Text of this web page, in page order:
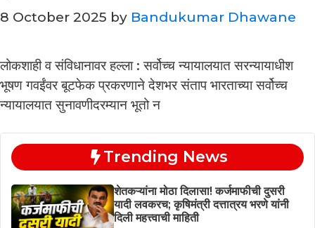
8 October 2025 by Bandukumar Dhawane
लोकशाही व संविधानावर हल्ला : सर्वोच्च न्यायालयात सरन्यायाधीश
भूषण गवईंवर बूटफेक प्रकरणाने देशभर संताप भारताच्या सर्वोच्च
न्यायालयात सुनावणीदरम्यान भूतो न
Trending News
शेतकऱ्यांना मोठा दिलासा! कर्जमाफीची दुसरी
यादी लवकरच; कृषिमंत्री दत्तात्रय भरणे यांनी
दिली महत्त्वाची माहिती